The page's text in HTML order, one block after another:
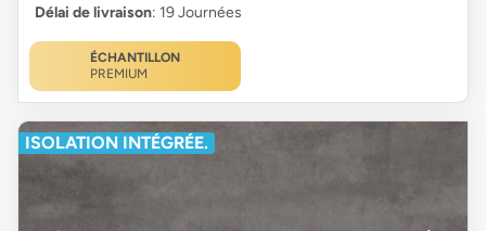
Délai de livraison: 19 Journées
ÉCHANTILLON
PREMIUM
ISOLATION INTÉGRÉE.